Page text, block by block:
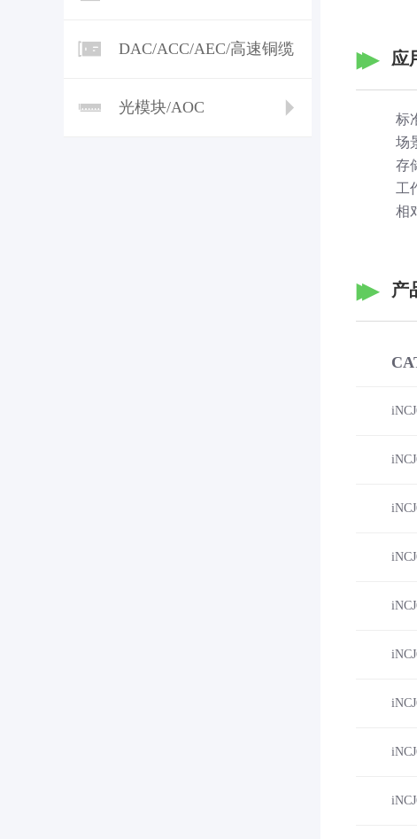
DAC/ACC/AEC/高速铜缆
光模块/AOC
应
标
场
存
工
相
产